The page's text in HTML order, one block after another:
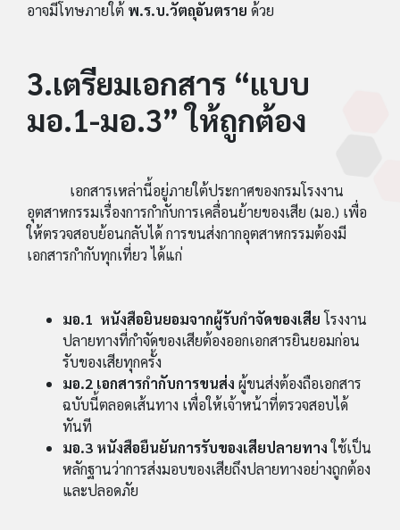
อาจมีโทษภายใต้ พ.ร.บ.วัตถุอันตราย ด้วย
3.เตรียมเอกสาร “แบบ
มอ.1-มอ.3” ให้ถูกต้อง
เอกสารเหล่านี้อยู่ภายใต้ประกาศของกรมโรงงาน
อุตสาหกรรมเรื่องการกำกับการเคลื่อนย้ายของเสีย (มอ.) เพื่อ
ให้ตรวจสอบย้อนกลับได้ การขนส่งกากอุตสาหกรรมต้องมี
เอกสารกำกับทุกเที่ยว ได้แก่
มอ.1 หนังสือยินยอมจากผู้รับกำจัดของเสีย โรงงาน
ปลายทางที่กำจัดของเสียต้องออกเอกสารยินยอมก่อน
รับของเสียทุกครั้ง
มอ.2 เอกสารกำกับการขนส่ง ผู้ขนส่งต้องถือเอกสาร
ฉบับนี้ตลอดเส้นทาง เพื่อให้เจ้าหน้าที่ตรวจสอบได้
ทันที
มอ.3 หนังสือยืนยันการรับของเสียปลายทางใช้เป็น
หลักฐานว่าการส่งมอบของเสียถึงปลายทางอย่างถูกต้อง
และปลอดภัย